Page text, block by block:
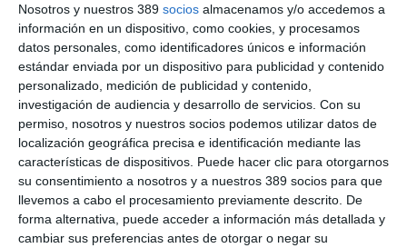
Nosotros y nuestros 389 socios almacenamos y/o accedemos a
información en un dispositivo, como cookies, y procesamos
datos personales, como identificadores únicos e información
estándar enviada por un dispositivo para publicidad y contenido
personalizado, medición de publicidad y contenido,
investigación de audiencia y desarrollo de servicios. Con su
permiso, nosotros y nuestros socios podemos utilizar datos de
localización geográfica precisa e identificación mediante las
características de dispositivos. Puede hacer clic para otorgarnos
su consentimiento a nosotros y a nuestros 389 socios para que
llevemos a cabo el procesamiento previamente descrito. De
forma alternativa, puede acceder a información más detallada y
cambiar sus preferencias antes de otorgar o negar su
de Líneas Financieras deChubb Europe. En el transcurso de
la ponencia se explicó qué son los seguros cibernéticos y
dónde está el riesgo. Igualmente comentó el código de derecho
de ciberseguridad y la gestión del riesgo en la empresa. Se
habló de las diferentes coberturas que este seguro ofrece y de
los principales daños derivados de un ataquecibernético como
pueden ser, entre otros, la destrucción de los sistemas
operativos y productivos o la pérdida de información de gran
importancia sin menospreciar el daño irreparable que afecta a
la reputación corporativa de la empresa jaqueada.
LO ÚLTIMO